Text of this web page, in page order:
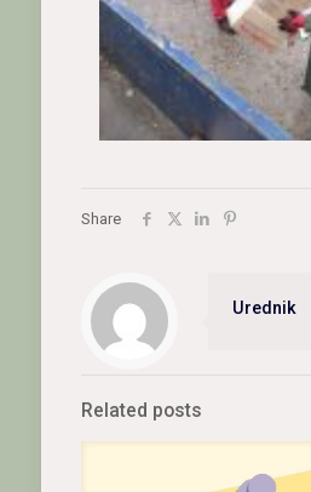
Share
Urednik
Related posts